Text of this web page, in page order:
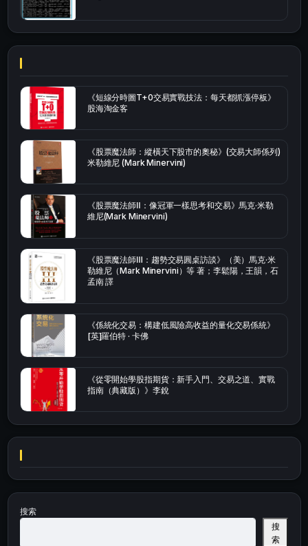
《短線分時圖T+0交易實戰技法：每天都抓漲停板》
股海淘金客
《股票魔法師：縱橫天下股市的奧秘》(交易大師係列)
米勒維尼 (Mark Minervini)
《股票魔法師Ⅱ：像冠軍一樣思考和交易》馬克·米勒
維尼(Mark Minervini)
《股票魔法師Ⅲ：趨勢交易圓桌訪談》（美）馬克·米
勒維尼（Mark Minervini）等 著；李鬆陽，王韻，石
孟南 譯
《係統化交易：構建低風險高收益的量化交易係統》
[英]羅伯特 · 卡佛
《從零開始學股指期貨：新手入門、交易之道、實戰
指南（典藏版）》李銳
搜索
搜
索